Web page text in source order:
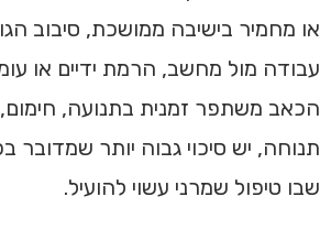
או מחמיר בישיבה ממושכת, סיבוב
עבודה מול מחשב, הרמת ידיים או
הכאב משתפר זמנית בתנועה, חימום,
תנוחה, יש סיכוי גבוה יותר שמדובר
שבו טיפול שמרני עשוי להועיל.